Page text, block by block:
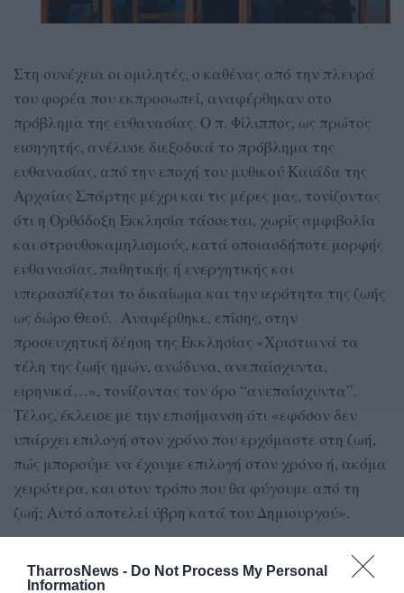
TharrosNews - Do Not Process My Personal
Information
Στη συνέχεια οι ομιλητές, ο καθένας από την πλευρά
του φορέα που εκπροσωπεί, αναφέρθηκαν στο
πρόβλημα της ευθανασίας. Ο π. Φίλιππος, ως πρώτος
εισηγητής, ανέλυσε διεξοδικά το πρόβλημα της
ευθανασίας, από την εποχή του μυθικού Καιάδα της
Αρχαίας Σπάρτης μέχρι και τις μέρες μας, τονίζοντας
ότι η Ορθόδοξη Εκκλησία τάσσεται, χωρίς αμφιβολία
και στρουθοκαμηλισμούς, κατά οποιασδήποτε μορφής
ευθανασίας, παθητικής ή ενεργητικής και
υπερασπίζεται το δικαίωμα και την ιερότητα της ζωής
ως δώρο Θεού. Αναφέρθηκε, επίσης, στην
προσευχητική δέηση της Εκκλησίας «Χριστιανά τα
τέλη της ζωής ημών, ανώδυνα, ανεπαίσχυντα,
ειρηνικά…», τονίζοντας τον όρο “ανεπαίσχυντα”.
Τέλος, έκλεισε με την επισήμανση ότι «εφόσον δεν
υπάρχει επιλογή στον χρόνο που ερχόμαστε στη ζωή,
πώς μπορούμε να έχουμε επιλογή στον χρόνο ή, ακόμα
χειρότερα, και στον τρόπο που θα φύγουμε από τη
ζωή; Αυτό αποτελεί ύβρη κατά του Δημιουργού».
TAGS: